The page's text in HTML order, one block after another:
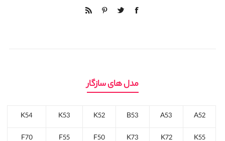
مدل های سازگار
A52
A53
B53
K52
K53
K54
K55
K72
K73
F50
F55
F70